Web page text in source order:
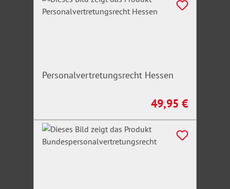
Personalvertretungsrecht Hessen
Regulärer Preis:
49,95 €